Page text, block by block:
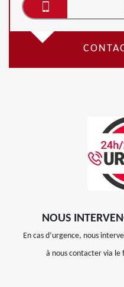
NOUS
En cas d’urgence, nous
à nous contacter via le